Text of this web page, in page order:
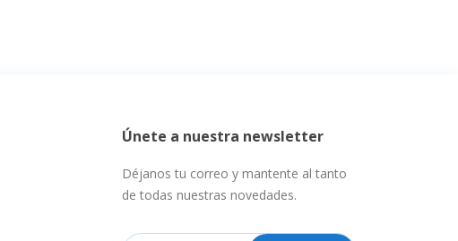
Únete a nuestra newsletter
Déjanos tu correo y mantente al tanto
de todas nuestras novedades.